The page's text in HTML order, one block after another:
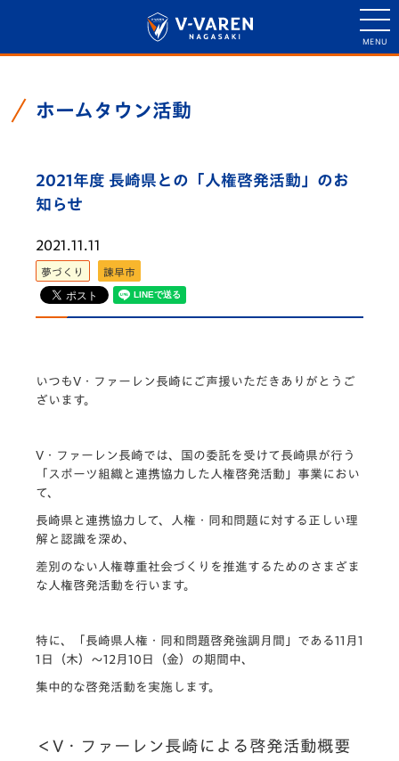
ホームタウン活動
2021年度 長崎県との「人権啓発活動」のお
知らせ
2021.11.11
夢づくり 諫早市
いつもV・ファーレン長崎にご声援いただきありがとうご
ざいます。
V・ファーレン長崎では、国の委託を受けて長崎県が行う
「スポーツ組織と連携協力した人権啓発活動」事業におい
て、
長崎県と連携協力して、人権・同和問題に対する正しい理
解と認識を深め、
差別のない人権尊重社会づくりを推進するためのさまざま
な人権啓発活動を行います。
特に、「長崎県人権・同和問題啓発強調月間」である11月1
1日（木）～12月10日（金）の期間中、
集中的な啓発活動を実施します。
＜V・ファーレン長崎による啓発活動概要